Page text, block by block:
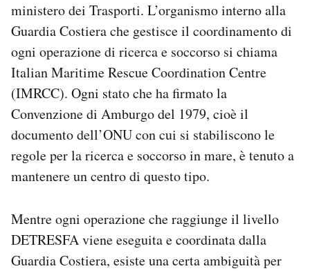
ministero dei Trasporti. L’organismo interno alla
Guardia Costiera che gestisce il coordinamento di
ogni operazione di ricerca e soccorso si chiama
Italian Maritime Rescue Coordination Centre
(IMRCC). Ogni stato che ha firmato la
Convenzione di Amburgo del 1979, cioè il
documento dell’ONU con cui si stabiliscono le
regole per la ricerca e soccorso in mare, è tenuto a
mantenere un centro di questo tipo.
Mentre ogni operazione che raggiunge il livello
DETRESFA viene eseguita e coordinata dalla
Guardia Costiera, esiste una certa ambiguità per